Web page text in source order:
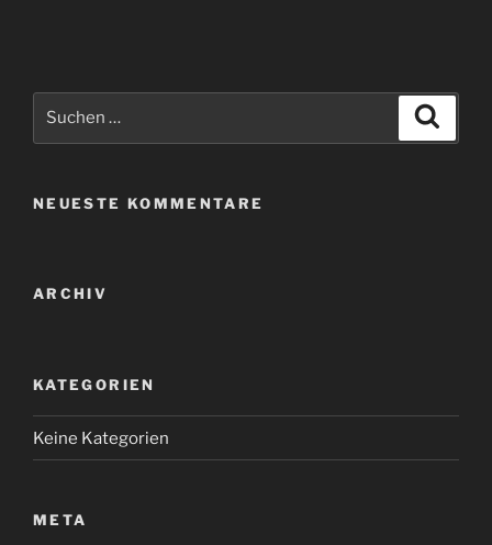
NEUESTE KOMMENTARE
ARCHIV
KATEGORIEN
Keine Kategorien
META